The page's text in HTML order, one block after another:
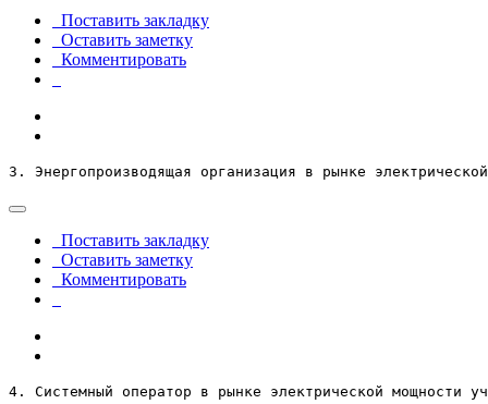
Поставить закладку
Оставить заметку
Комментировать
3. Энергопроизводящая организация в рынке
Поставить закладку
Оставить заметку
Комментировать
4. Системный оператор в рынке электрической мощности